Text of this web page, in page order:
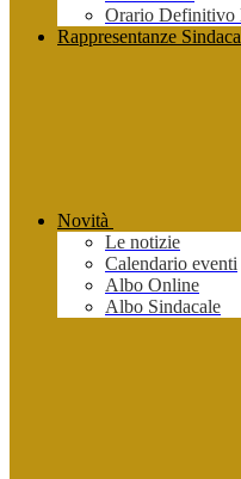
Orario Definitivo
Rappresentanze
Novità
Le notizie
Calendario eventi
Albo Online
Albo Sindacale